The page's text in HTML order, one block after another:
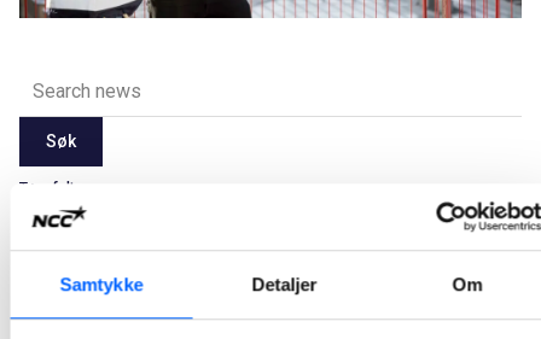
Samtykke Detaljer Om
Søk
Tøm felt
Alle Jan Feb Mar Apr May Jun Jul
Aug